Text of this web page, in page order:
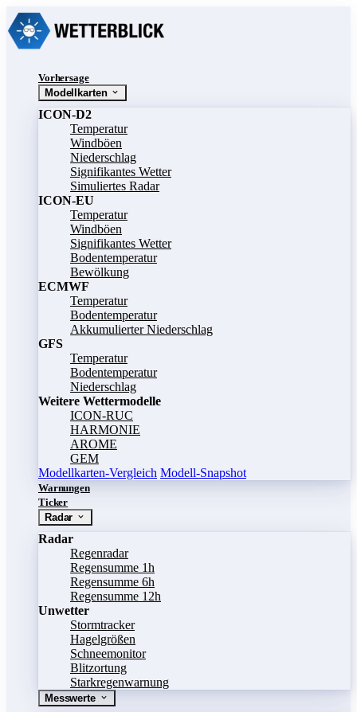
Vorhersage
Modellkarten
ICON-D2
Temperatur
Windböen
Niederschlag
Signifikantes Wetter
Simuliertes Radar
ICON-EU
Temperatur
Windböen
Signifikantes Wetter
Bodentemperatur
Bewölkung
ECMWF
Temperatur
Bodentemperatur
Akkumulierter Niederschlag
GFS
Temperatur
Bodentemperatur
Niederschlag
Weitere Wettermodelle
ICON-RUC
HARMONIE
AROME
GEM
Modellkarten-Vergleich Modell-Snapshot
Warnungen
Ticker
Radar
Radar
Regenradar
Regensumme 1h
Regensumme 6h
Regensumme 12h
Unwetter
Stormtracker
Hagelgrößen
Schneemonitor
Blitzortung
Starkregenwarnung
Messwerte